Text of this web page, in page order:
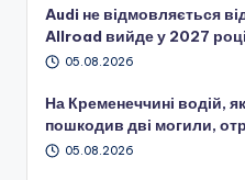
Audi не відмовляється
Allroad вийде у 2027 році
05.08.2026
На Кременеччині водій,
пошкодив дві могили,
05.08.2026